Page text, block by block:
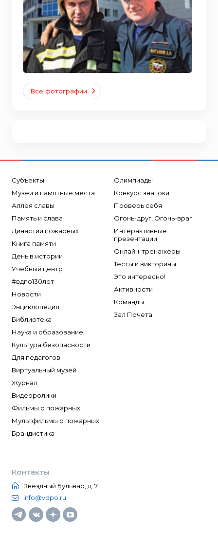
Все фотографии
Субъекты
Музеи и памятные места
Аллея славы
Память и слава
Династии пожарных
Книга памяти
День в истории
Учебный центр
#вдпо130лет
Новости
Энциклопедия
Библиотека
Наука и образование
Культура безопасности
Для педагогов
Виртуальный музей
Журнал
Видеоролики
Фильмы о пожарных
Мультфильмы о пожарных
Брандистика
Олимпиады
Конкурс знатоки
Проверь себя
Огонь-друг, Огонь-враг
Интерактивные
презентации
Онлайн-тренажеры
Тесты и викторины
Это интересно!
Активности
Команды
Зал Почета
Контакты
Звездный Бульвар, д. 7
info@vdpo.ru